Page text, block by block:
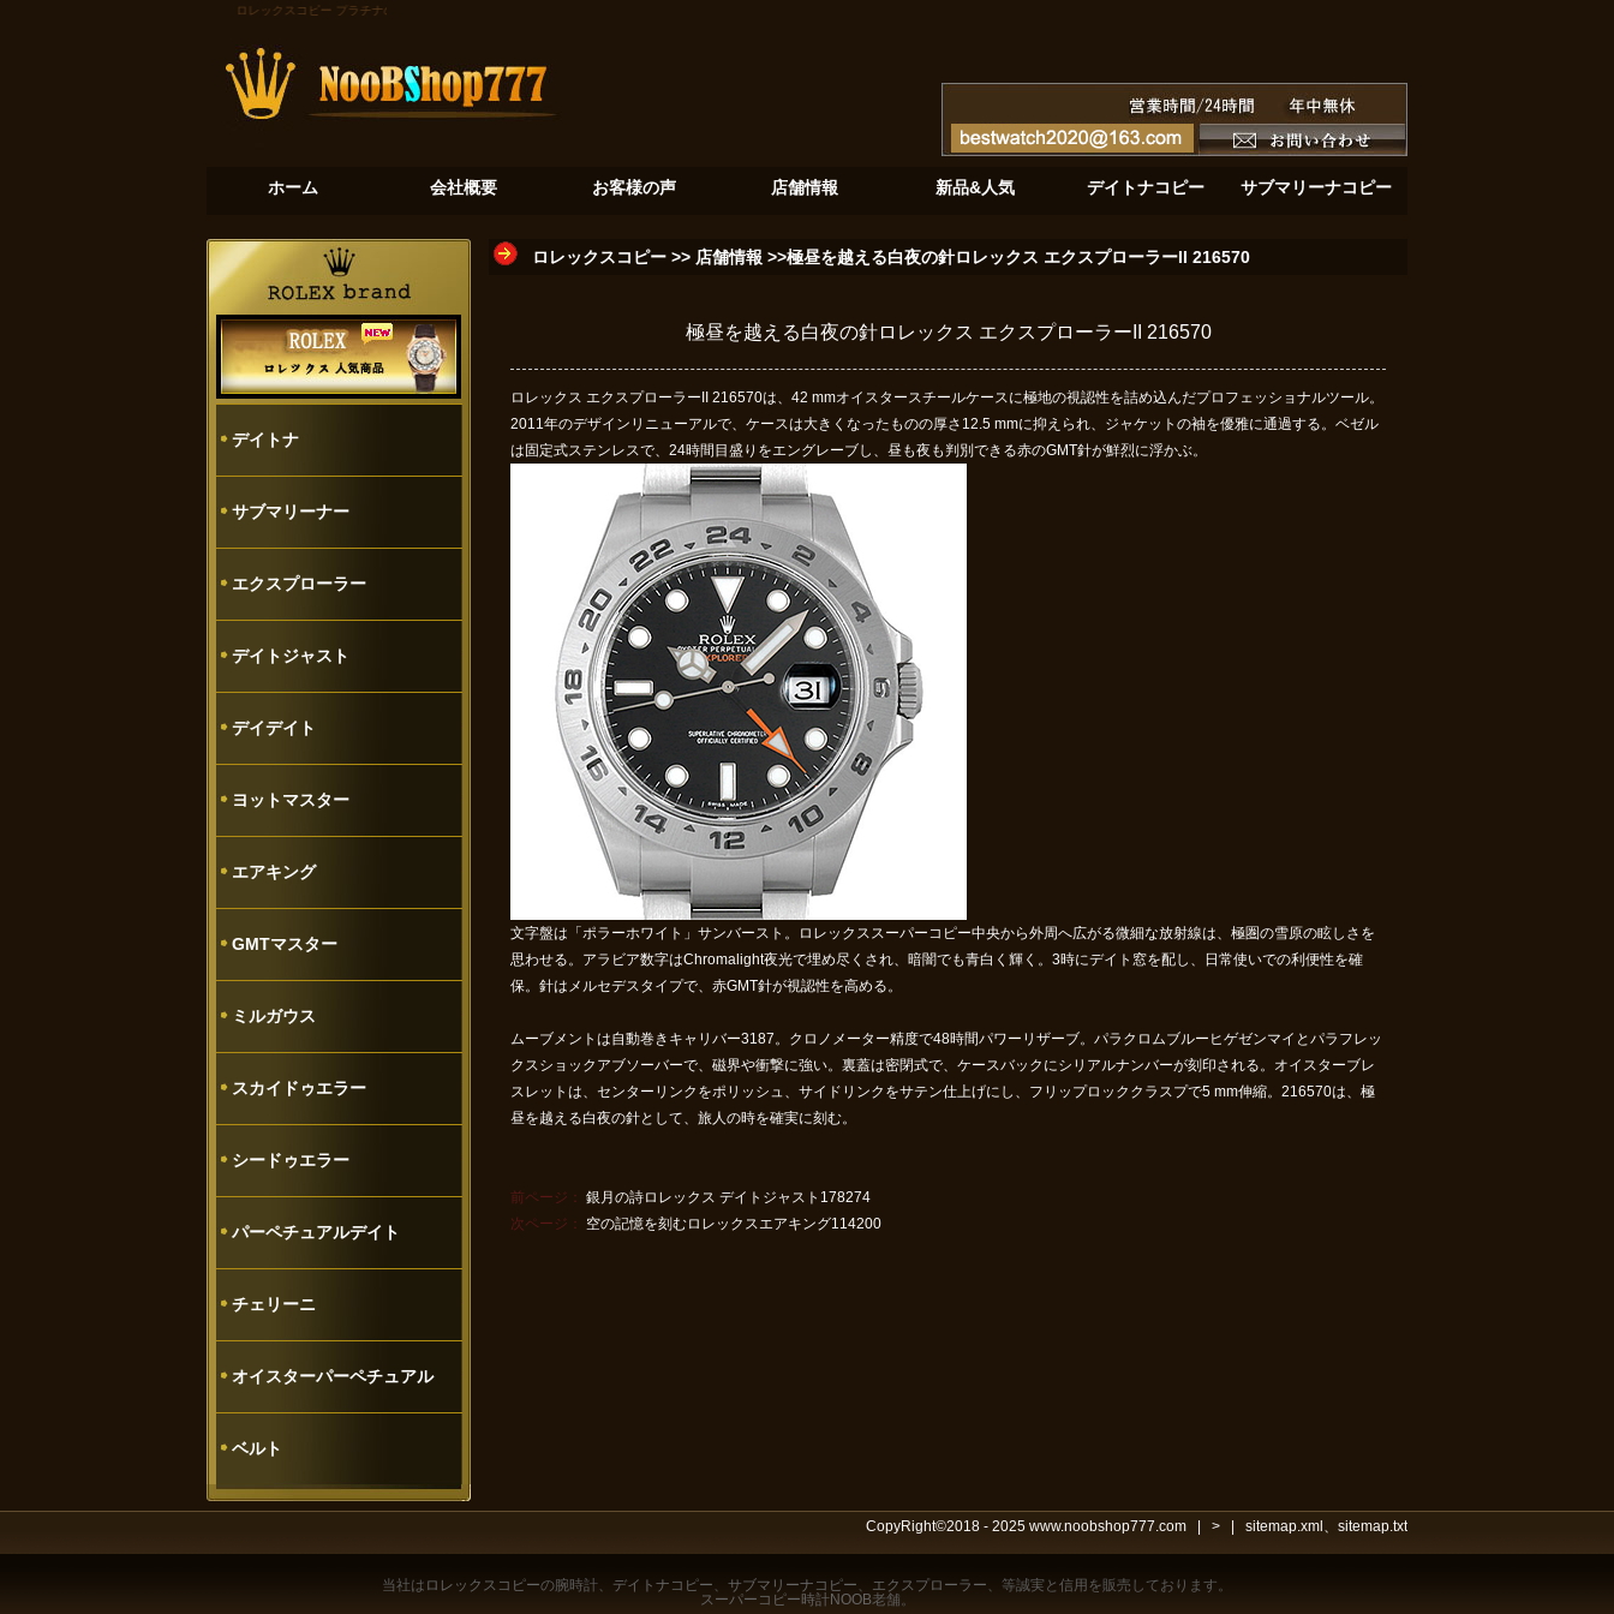
ロレックスコピー プラチナの氷河：デイトナ116506が奏でる至高のクロノグラフ
ホーム 会社概要 お客様の声 店舗情報 新品&人気 デイトナコピー サブマリーナコピー
デイトナ
サブマリーナー
エクスプローラー
デイトジャスト
デイデイト
ヨットマスター
エアキング
GMTマスター
ミルガウス
スカイドゥエラー
シードゥエラー
パーペチュアルデイト
チェリーニ
オイスターパーペチュアル
ベルト
ロレックスコピー >> 店舗情報 >>極昼を越える白夜の針ロレックス エクスプローラーII 216570
極昼を越える白夜の針ロレックス エクスプローラーII 216570
ロレックス エクスプローラーII 216570は、42 mmオイスタースチールケースに極地の視認性を詰め込んだプロフェッショナルツール。
2011年のデザインリニューアルで、ケースは大きくなったものの厚さ12.5 mmに抑えられ、ジャケットの袖を優雅に通過する。ベゼル
は固定式ステンレスで、24時間目盛りをエングレーブし、昼も夜も判別できる赤のGMT針が鮮烈に浮かぶ。
文字盤は「ポラーホワイト」サンバースト。 ロレックススーパーコピー中央から外周へ広がる微細な放射線は、極圏の雪原の眩しさを
思わせる。アラビア数字はChromalight夜光で埋め尽くされ、暗闇でも青白く輝く。3時にデイト窓を配し、日常使いでの利便性を確
保。針はメルセデスタイプで、赤GMT針が視認性を高める。
ムーブメントは自動巻きキャリバー3187。クロノメーター精度で48時間パワーリザーブ。パラクロムブルーヒゲゼンマイとパラフレッ
クスショックアブソーバーで、磁界や衝撃に強い。裏蓋は密閉式で、ケースバックにシリアルナンバーが刻印される。オイスターブレ
スレットは、センターリンクをポリッシュ、サイドリンクをサテン仕上げにし、フリップロッククラスプで5 mm伸縮。216570は、極
昼を越える白夜の針として、旅人の時を確実に刻む。
前ページ： 銀月の詩ロレックス デイトジャスト178274
次ページ：
空の記憶を刻むロレックスエアキング114200
CopyRight©2018 - 2025 www.noobshop777.com > sitemap.xml 、 sitemap.txt
当社は ロレックスコピーの腕時計、 デイトナコピー、 サブマリーナコピー、 エクスプローラー、等誠実と信用を販売しております。
スーパーコピー時計NOOB老舗。